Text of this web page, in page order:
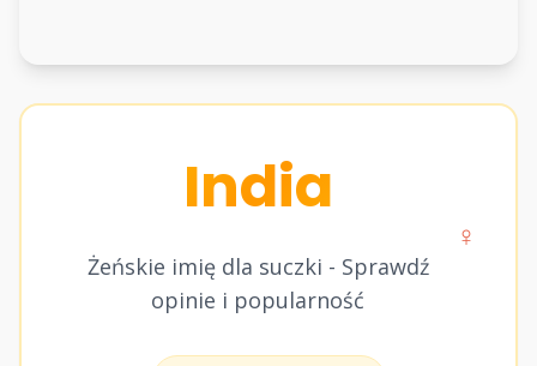
India
Żeńskie imię dla suczki - Sprawdź
opinie i popularność
♀